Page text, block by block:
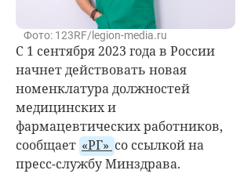
Фото: 123RF/legion-media.ru
С 1 сентября 2023 года в России
начнет действовать новая
номенклатура должностей
медицинских и
фармацевтических работников,
сообщает «РГ» со ссылкой на
пресс-службу Минздрава.